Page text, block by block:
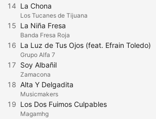
14 La Chona
Los Tucanes de Tijuana
15 La Niña Fresa
Banda Fresa Roja
16 La Luz de Tus Ojos (feat. Efrain Toledo)
Grupo Alfa 7
17 Soy Albañil
Zamacona
18 Alta Y Delgadita
Musicmakers
19 Los Dos Fuimos Culpables
Magamhg